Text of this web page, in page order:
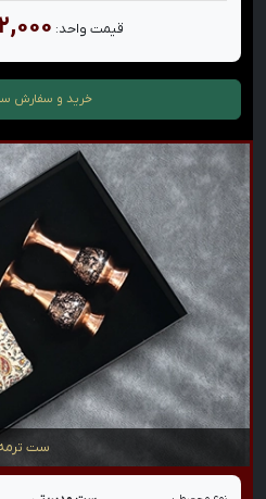
قیمت واحد:
خرید و سفارش
ست